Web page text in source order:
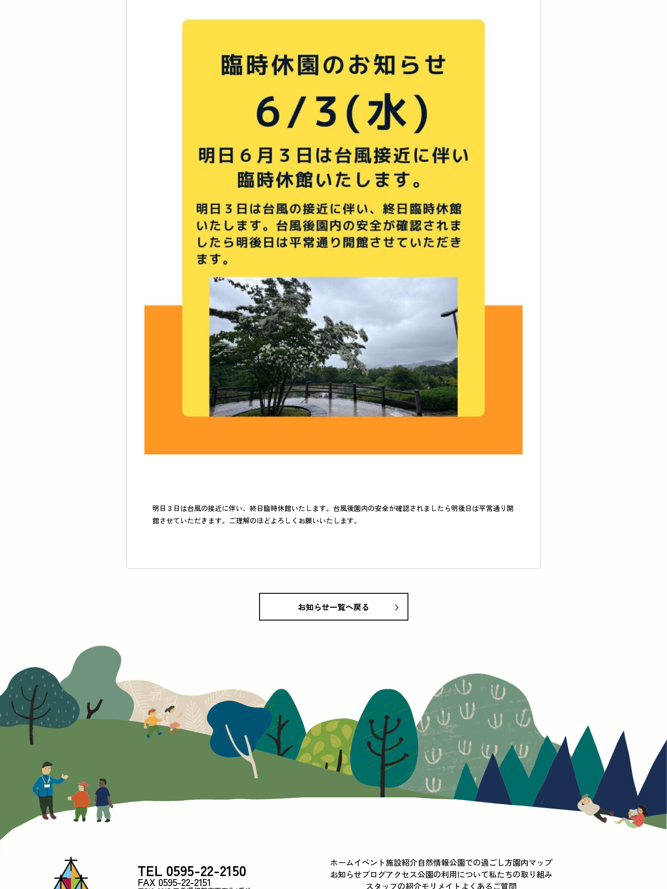
イベント 施設紹介 自然情報 公園での過ごし方 園内マップ お知らせ
アクセス 公園の利用について 私たちの取り組み
モリメイト
よくあるご質問 スタッフ・インターン募集
プライバシーポリシー 情報公開要領
お問い合わせ
明日３日は台風の接近に伴い、終日臨時休館いたします。台風後園内の安全が確認されましたら明後日は平常通り開
館させていただきます。ご理解のほどよろしくお願いいたします。
お知らせ一覧へ戻る
TEL 0595-22-2150
FAX 0595-22-2151
ホームイベント施設紹介自然情報公園での過ごし方園内マップ
お知らせブログアクセス公園の利用について私たちの取り組み
スタッフの紹介モリメイト よくあるご質問